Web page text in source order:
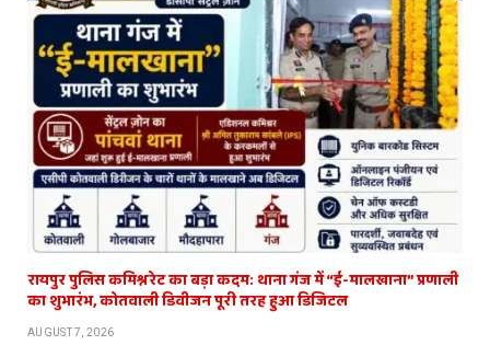
रायपुर पुलिस कमिश्नरेट का बड़ा कदम: थाना गंज में “ई-मालखाना” प्रणाली
का शुभारंभ, कोतवाली डिवीजन पूरी तरह हुआ डिजिटल
AUGUST 7, 2026